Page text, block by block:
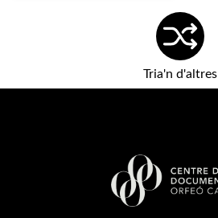
Tria'n d'altres